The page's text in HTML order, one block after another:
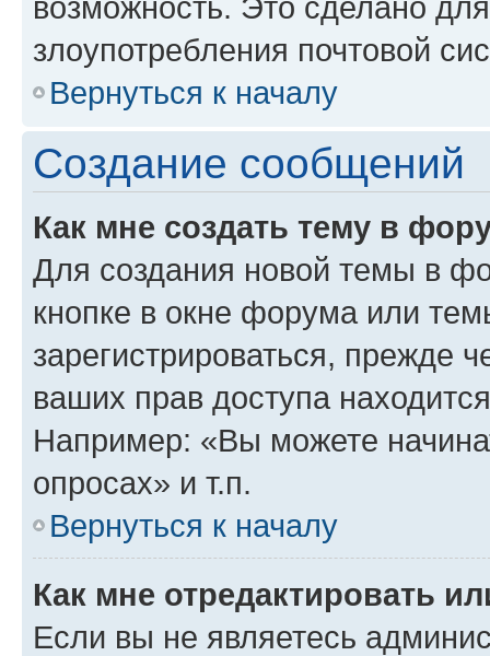
злоупотребления почтовой
Вернуться к началу
Создание сообщений
Как мне создать тему в
Для создания новой темы в
кнопке в окне форума или
зарегистрироваться, прежде
ваших прав доступа
Например: «Вы можете
опросах» и т.п.
Вернуться к началу
Как мне отредактировать
Если вы не являетесь